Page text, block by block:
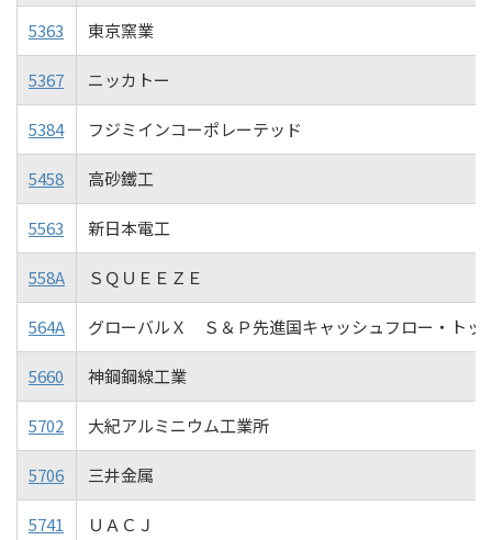
5363 東京窯業
5367 ニッカトー
5384 フジミインコーポレーテッド
5458 高砂鐵工
5563 新日本電工
558A ＳＱＵＥＥＺＥ
564A グローバルＸ Ｓ＆Ｐ先進国キャッシュフロー・ト
5660 神鋼鋼線工業
5702 大紀アルミニウム工業所
5706 三井金属
5741 ＵＡＣＪ